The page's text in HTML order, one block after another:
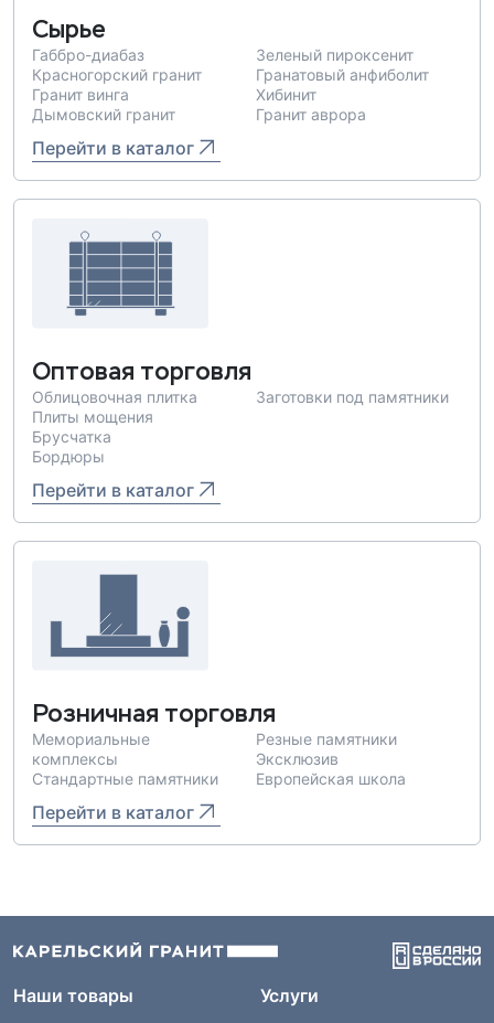
Сырье
Габбро-диабаз
Красногорский гранит
Гранит винга
Дымовский гранит
Зеленый пироксенит
Гранатовый анфиболит
Хибинит
Гранит аврора
Перейти в каталог
Оптовая торговля
Облицовочная плитка
Плиты мощения
Брусчатка
Бордюры
Заготовки под памятники
Перейти в каталог
Розничная торговля
Мемориальные
комплексы
Стандартные памятники
Резные памятники
Эксклюзив
Европейская школа
Перейти в каталог
Наши товары Услуги